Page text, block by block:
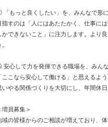
「もっと良くしたい」を、みんなで形
指すのは「人にはあたたかく、仕事に
かできないこと」に注力します。より
安心して力を発揮できる職場を、みん
「ここなら安心して働ける」と思えるよ
いやる関係づくりを大切にし、年間休
増員募集＞
域の皆様からのご相談が増えており、